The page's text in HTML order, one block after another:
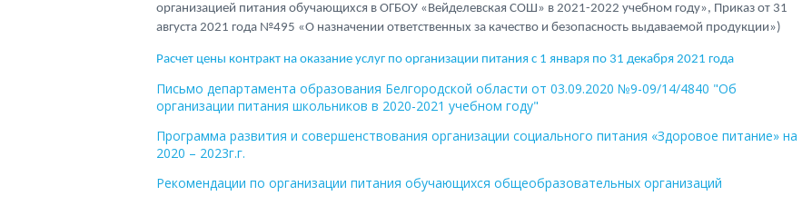
организацией питания обучающихся в ОГБОУ «Вейделевская СОШ» в 2021-2022 учебном году», Приказ от 31
августа 2021 года №495 «О назначении ответственных за качество и безопасность выдаваемой продукции»)
Расчет цены контракт на оказание услуг по организации питания с 1 января по 31 декабря 2021 года
Письмо департамента образования Белгородской области от 03.09.2020 №9-09/14/4840 "Об
организации питания школьников в 2020-2021 учебном году"
Программа развития и совершенствования организации социального питания «Здоровое питание» на
2020 – 2023г.г.
Рекомендации по организации питания обучающихся общеобразовательных организаций